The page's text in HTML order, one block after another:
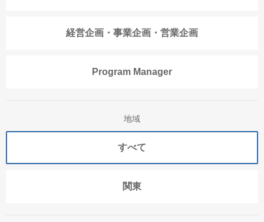
経営企画・事業企画・営業企画
Program Manager
地域
すべて
関東